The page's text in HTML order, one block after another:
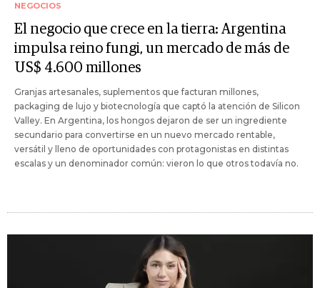
NEGOCIOS
El negocio que crece en la tierra: Argentina
impulsa reino fungi, un mercado de más de
US$ 4.600 millones
Granjas artesanales, suplementos que facturan millones,
packaging de lujo y biotecnología que captó la atención de Silicon
Valley. En Argentina, los hongos dejaron de ser un ingrediente
secundario para convertirse en un nuevo mercado rentable,
versátil y lleno de oportunidades con protagonistas en distintas
escalas y un denominador común: vieron lo que otros todavía no.